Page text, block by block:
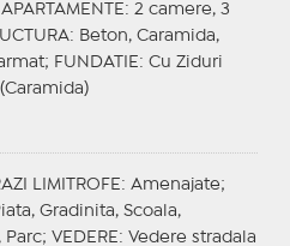
: 2 camere, 3
: Beton, Caramida,
FUNDATIE : Cu Ziduri
LIMITROFE : Amenajate;
Gradinita, Scoala,
Parc; VEDERE : Vedere stradala